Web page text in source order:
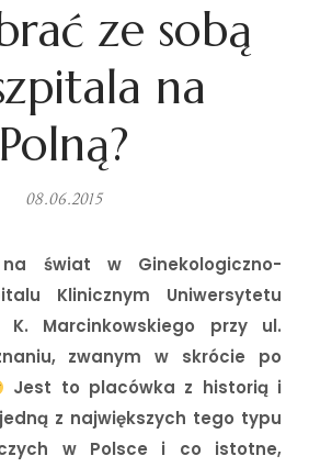
ze sobą
na
Polną?
08.06.2015
świat w Ginekologiczno-
Klinicznym Uniwersytetu
K. Marcinkowskiego przy ul.
zwanym w skrócie po
Jest to placówka z historią i
z największych tego typu
w Polsce i co istotne,